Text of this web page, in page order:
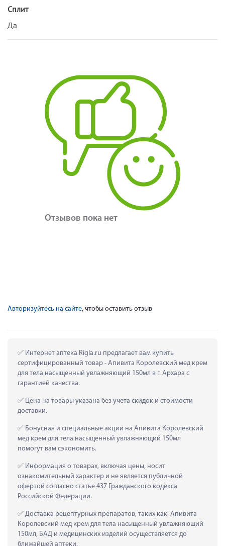
Сплит
Да
Отзывов пока нет
Авторизуйтесь на сайте, чтобы оставить отзыв
Интернет аптека Rigla.ru предлагает вам купить
сертифицированный товар - Апивита Королевский мед крем
для тела насыщенный увлажняющий 150мл в г. Архара с
гарантией качества.
Цена на товары указана без учета скидок и стоимости
доставки.
Бонусная и специальные акции на Апивита Королевский
мед крем для тела насыщенный увлажняющий 150мл
помогут вам сэкономить.
Информация о товарах, включая цены, носит
ознакомительный характер и не является публичной
офертой согласно статье 437 Гражданского кодекса
Российской Федерации.
Доставка рецептурных препаратов, таких как  Апивита
Королевский мед крем для тела насыщенный увлажняющий
150мл, БАД и медицинских изделий осуществляется до
ближайшей аптеки.